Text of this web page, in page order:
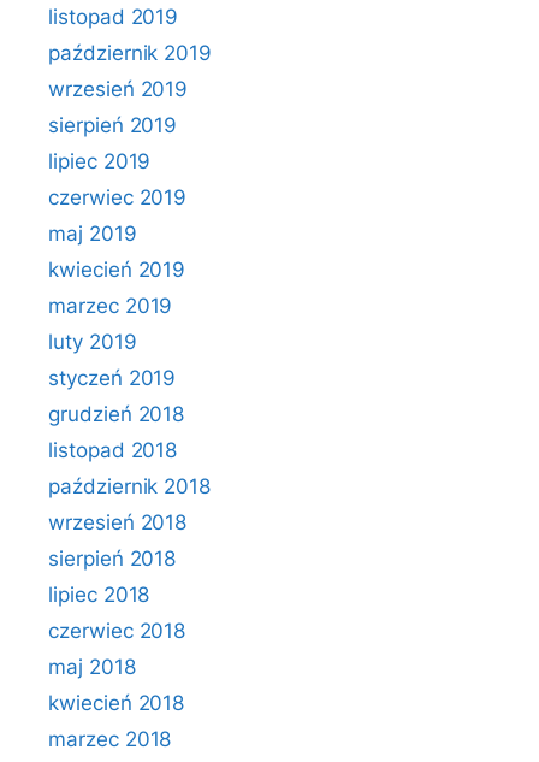
listopad 2019
październik 2019
wrzesień 2019
sierpień 2019
lipiec 2019
czerwiec 2019
maj 2019
kwiecień 2019
marzec 2019
luty 2019
styczeń 2019
grudzień 2018
listopad 2018
październik 2018
wrzesień 2018
sierpień 2018
lipiec 2018
czerwiec 2018
maj 2018
kwiecień 2018
marzec 2018